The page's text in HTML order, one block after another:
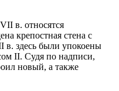
в. относятся
крепостная стена с
в. здесь были упокоены
II. Судя по надписи,
новый, а также